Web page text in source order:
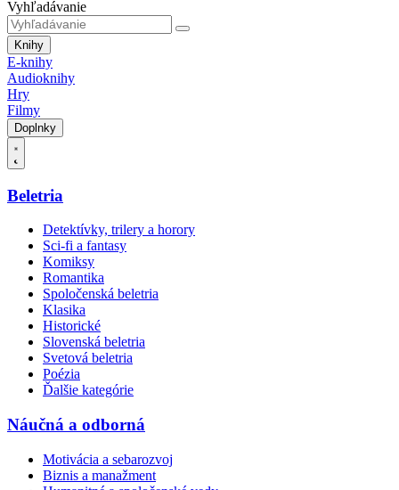
Vyhľadávanie
Knihy
E-knihy
Audioknihy
Hry
Filmy
Doplnky
Beletria
Detektívky, trilery a horory
Sci-fi a fantasy
Komiksy
Romantika
Spoločenská beletria
Klasika
Historické
Slovenská beletria
Svetová beletria
Poézia
Ďalšie kategórie
Náučná a odborná
Motivácia a sebarozvoj
Biznis a manažment